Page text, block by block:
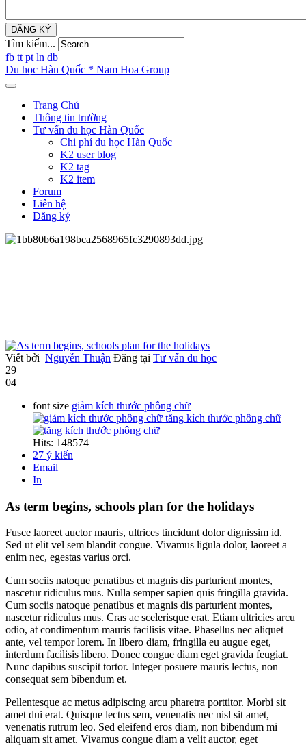
ĐĂNG KÝ
Tìm kiếm...
fb tt pt ln db
Du học Hàn Quốc * Nam Hoa Group
Trang Chủ
Thông tin trường
Tư vấn du học Hàn Quốc
Chi phí du học Hàn Quốc
K2 user blog
K2 tag
K2 item
Forum
Liên hệ
Đăng ký
Viết bởi Nguyễn Thuận Đăng tại Tư vấn du học
29
04
font size giảm kích thước phông chữ
tăng kích thước phông chữ
Hits: 148574
27 ý kiến
Email
In
As term begins, schools plan for the holidays
Fusce laoreet auctor mauris, ultrices tincidunt dolor dignissim id.
Sed ut elit vel sem blandit congue. Vivamus ligula dolor, laoreet a
enim nec, egestas varius orci.
Cum sociis natoque penatibus et magnis dis parturient montes,
nascetur ridiculus mus. Nulla semper sapien quis fringilla gravida.
Cum sociis natoque penatibus et magnis dis parturient montes,
nascetur ridiculus mus. Cras ac scelerisque erat. Etiam ultricies arcu
odio, at condimentum mauris facilisis vitae. Phasellus nec aliquet
ante, vel tempor lorem. In libero diam, fringilla eu augue eget,
interdum facilisis libero. Donec congue diam eget gravida feugiat.
Nunc dapibus suscipit tortor. Integer posuere mauris lectus, non
consequat sem bibendum et.
Pellentesque ac metus adipiscing arcu pharetra porttitor. Morbi sit
amet dui erat. Quisque lectus sem, venenatis nec nisl sit amet,
venenatis rutrum leo. Sed eleifend eros diam, non bibendum mi
aliquam sit amet. Vivamus congue diam a velit auctor, eget